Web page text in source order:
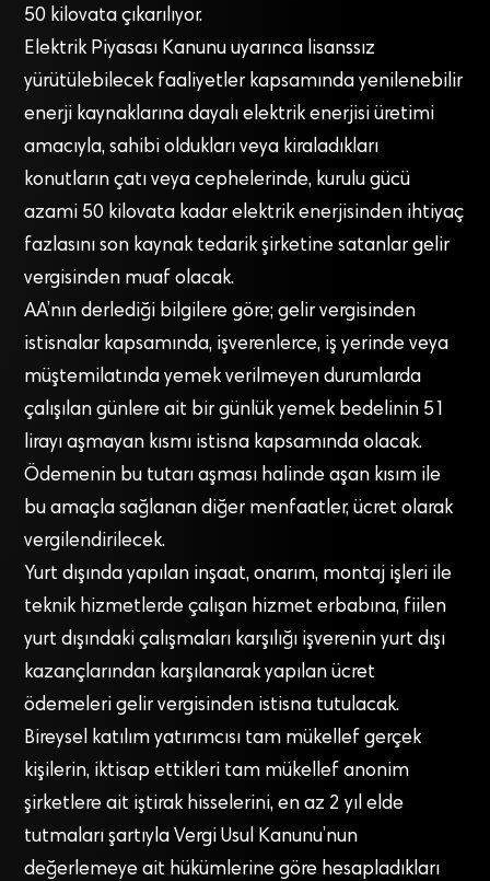
50 kilovata çıkarılıyor.
Elektrik Piyasası Kanunu uyarınca lisanssız
yürütülebilecek faaliyetler kapsamında yenilenebilir
enerji kaynaklarına dayalı elektrik enerjisi üretimi
amacıyla, sahibi oldukları veya kiraladıkları
konutların çatı veya cephelerinde, kurulu gücü
azami 50 kilovata kadar elektrik enerjisinden ihtiyaç
fazlasını son kaynak tedarik şirketine satanlar gelir
vergisinden muaf olacak.
AA’nın derlediği bilgilere göre; gelir vergisinden
istisnalar kapsamında, işverenlerce, iş yerinde veya
müştemilatında yemek verilmeyen durumlarda
çalışılan günlere ait bir günlük yemek bedelinin 51
lirayı aşmayan kısmı istisna kapsamında olacak.
Ödemenin bu tutarı aşması halinde aşan kısım ile
bu amaçla sağlanan diğer menfaatler, ücret olarak
vergilendirilecek.
Yurt dışında yapılan inşaat, onarım, montaj işleri ile
teknik hizmetlerde çalışan hizmet erbabına, fiilen
yurt dışındaki çalışmaları karşılığı işverenin yurt dışı
kazançlarından karşılanarak yapılan ücret
ödemeleri gelir vergisinden istisna tutulacak.
Bireysel katılım yatırımcısı tam mükellef gerçek
kişilerin, iktisap ettikleri tam mükellef anonim
şirketlere ait iştirak hisselerini, en az 2 yıl elde
tutmaları şartıyla Vergi Usul Kanunu’nun
değerlemeye ait hükümlerine göre hesapladıkları